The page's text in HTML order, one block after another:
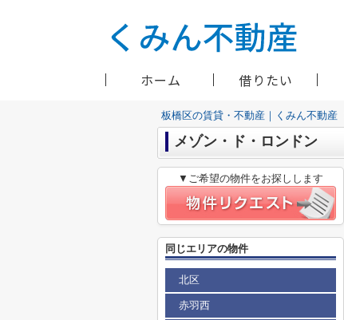
ホーム 借りたい
板橋区の賃貸・不動産｜くみん不動産
メゾン・ド・ロンドン
▼ご希望の物件をお探しします
同じエリアの物件
北区
赤羽西